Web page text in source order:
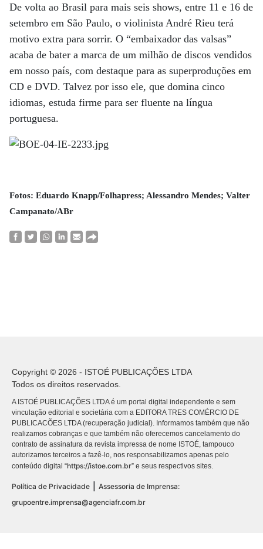
De volta ao Brasil para mais seis shows, entre 11 e 16 de
setembro em São Paulo, o violinista André Rieu terá
motivo extra para sorrir. O “embaixador das valsas”
acaba de bater a marca de um milhão de discos vendidos
em nosso país, com destaque para as superproduções em
CD e DVD. Talvez por isso ele, que domina cinco
idiomas, estuda firme para ser fluente na língua
portuguesa.
Fotos: Eduardo Knapp/Folhapress; Alessandro Mendes; Valter
Campanato/ABr
Copyright © 2026 - ISTOÉ PUBLICAÇÕES LTDA
Todos os direitos reservados.
A ISTOÉ PUBLICAÇÕES LTDA é um portal digital independente e sem
vinculação editorial e societária com a EDITORA TRES COMÉRCIO DE
PUBLICACÕES LTDA (recuperação judicial). Informamos também que não
realizamos cobranças e que também não oferecemos cancelamento do
contrato de assinatura da revista impressa de nome ISTOÉ, tampouco
autorizamos terceiros a fazê-lo, nos responsabilizamos apenas pelo
conteúdo digital “https://istoe.com.br” e seus respectivos sites.
Política de Privacidade
Assessoria de Imprensa:
grupoentre.imprensa@agenciafr.com.br